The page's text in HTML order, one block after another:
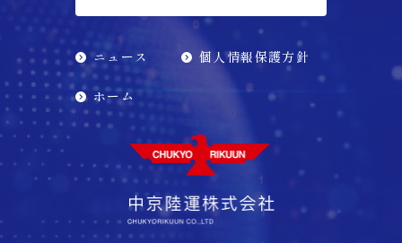
ニュース 個人情報保護方針
ホーム